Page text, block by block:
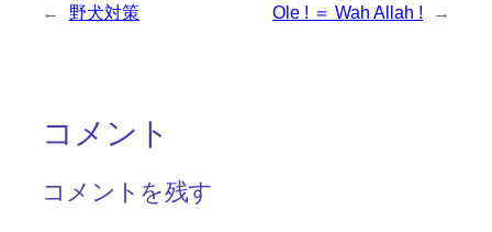
← 野犬対策 Ole ! ＝ Wah Allah ! →
コメント
コメントを残す